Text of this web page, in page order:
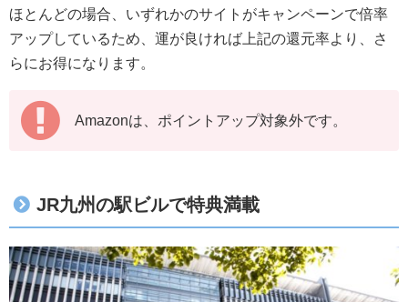
ほとんどの場合、いずれかのサイトがキャンペーンで倍率
アップしているため、運が良ければ上記の還元率より、さ
らにお得になります。
Amazonは、ポイントアップ対象外です。
JR九州の駅ビルで特典満載